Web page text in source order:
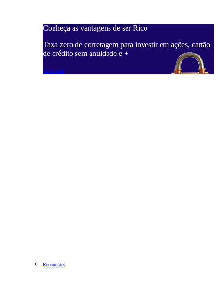
Conheça as vantagens de ser Rico
Taxa zero de corretagem para investir em ações, cartão
de crédito sem anuidade e +
Saiba mais
Recorrentes